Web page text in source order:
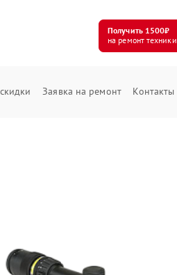
Получить 1500₽
на ремонт техники
Заявка на ремонт Контакты